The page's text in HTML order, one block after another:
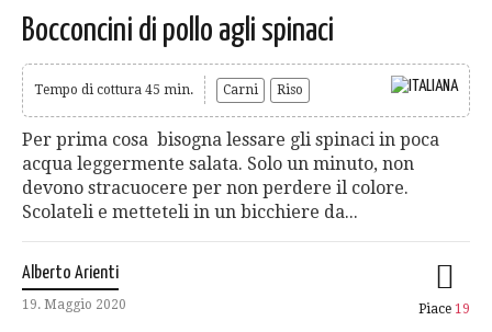
Bocconcini di pollo agli spinaci
Tempo di cottura 45 min. Carni Riso
Per prima cosa bisogna lessare gli spinaci in poca
acqua leggermente salata. Solo un minuto, non
devono stracuocere per non perdere il colore.
Scolateli e metteteli in un bicchiere da...
Alberto Arienti
19. Maggio 2020 Piace 19